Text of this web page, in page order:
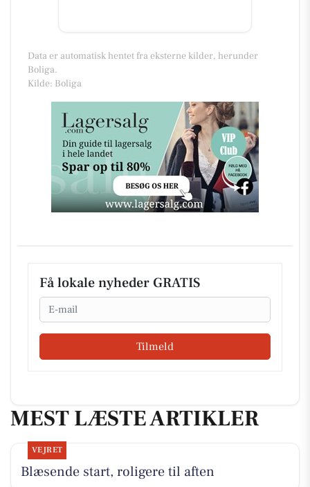
Data er automatisk hentet fra eksterne kilder, herunder
Boliga.
Kilde: Boliga
Få lokale nyheder GRATIS
Email
Tilmeld
MEST LÆSTE ARTIKLER
VEJRET
Blæsende start, roligere til aften